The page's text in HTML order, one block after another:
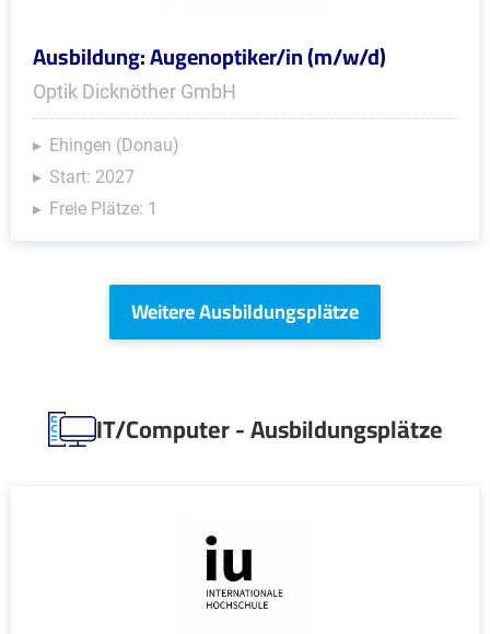
Ausbildung: Augenoptiker/in (m/w/d)
Optik Dicknöther GmbH
Ehingen (Donau)
Start: 2027
Freie Plätze: 1
Weitere Ausbildungsplätze
IT/Computer - Ausbildungsplätze